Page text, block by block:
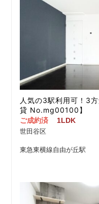
人気の3駅利用可！3
貸 No.mg00100】
ご成約済
1LDK
世田谷区
東急東横線自由が丘駅